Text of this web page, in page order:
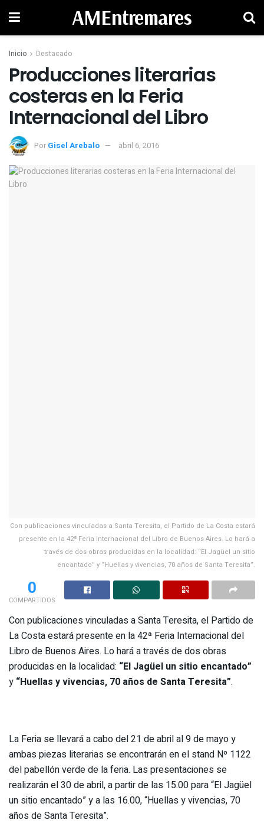
AMEntremares
Inicio Destacado
Producciones literarias
costeras en la Feria
Internacional del Libro‏
Por Gisel Arebalo abril 6, 2016
Con publicaciones vinculadas a Santa Teresita, el Partido de La Costa estará
presente en la 42ª Feria Internacional del Libro de Buenos Aires. Lo hará a
través de dos obras producidas en la localidad: “El Jagüel un sitio
encantado” y “Huellas y vivencias, 70 años de Santa Teresita”.
0
COMPARTIDOS
Con publicaciones vinculadas a Santa Teresita, el Partido de
La Costa estará presente en la 42ª Feria Internacional del
Libro de Buenos Aires. Lo hará a través de dos obras
producidas en la localidad: “El Jagüel un sitio encantado”
y “Huellas y vivencias, 70 años de Santa Teresita”.
La Feria se llevará a cabo del 21 de abril al 9 de mayo y
ambas piezas literarias se encontrarán en el stand Nº 1122
del pabellón verde de la feria. Las presentaciones se
realizarán el 30 de abril, a partir de las 15.00 para “El Jagüel
un sitio encantado” y a las 16.00, “Huellas y vivencias, 70
años de Santa Teresita”.